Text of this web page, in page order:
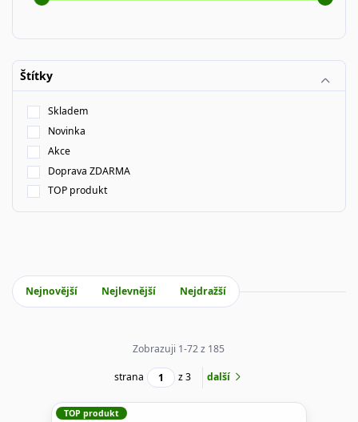
Štítky
Skladem
Novinka
Akce
Doprava ZDARMA
TOP produkt
Nejnovější Nejlevnější Nejdražší
Zobrazuji 1-72 z 185
strana z 3 další
TOP produkt